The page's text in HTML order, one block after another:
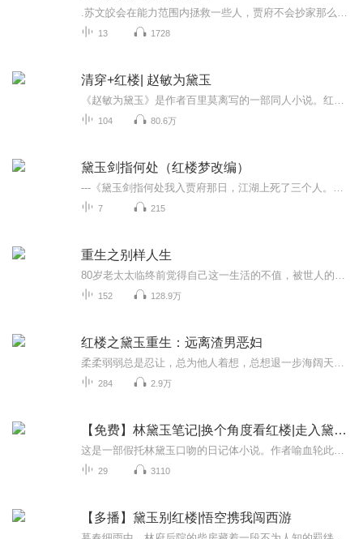
13 1728
清穿+红楼| 赵敏为黛玉
104 80.6万
黛玉剑指何处（红楼梦改编）
7 215
重生之别样人生
152 128.9万
红楼之黛玉重生：远离渣男恶妇
284 2.9万
【免费】林黛玉笔记|换个角度看红楼|走入黛玉内心
29 3110
【多播】黛玉别红楼|悟空携我闯西游